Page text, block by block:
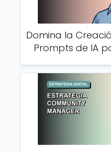
Domina la
Prompts de IA